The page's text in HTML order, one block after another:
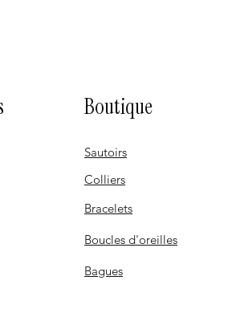
Boutique
Sautoirs
Colliers
Bracelets
Boucles d'oreilles
Bagues